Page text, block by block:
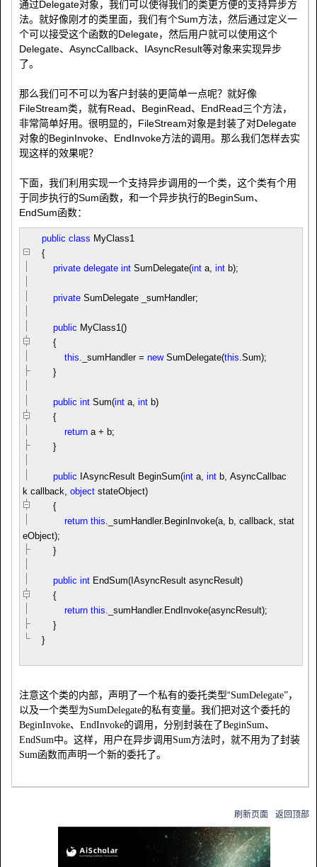
通过Delegate对象，我们可以使得我们的类更方便的支持异步方
法。就好像刚才的类里面，我们有个Sum方法，然后通过定义一
个可以接受这个函数的Delegate，然后用户就可以使用这个
Delegate、AsyncCallback、IAsyncResult等对象来实现异步
了。
那么我们可不可以为客户封装的更简单一点呢？就好像
FileStream类，就有Read、BeginRead、EndRead三个方法，
非常简单好用。很明显的，FileStream对象是封装了对Delegate
对象的BeginInvoke、EndInvoke方法的调用。那么我们怎样去实
现这样的效果呢？
下面，我们利用实现一个支持异步调用的一个类，这个类有个用
于同步执行的Sum函数，和一个异步执行的BeginSum、
EndSum函数：
public class MyClass1
{
private delegate int SumDelegate(int a, int b);
private SumDelegate _sumHandler;
public MyClass1()
{
this._sumHandler = newSumDelegate(this.Sum);
}
public int Sum(int a, int b)
{
return a + b;
}
public IAsyncResult BeginSum(int a, int b, AsyncCallbac
k callback, object stateObject)
{
return this._sumHandler.BeginInvoke(a, b, callback, stat
eObject);
}
public int EndSum(IAsyncResult asyncResult)
{
return this._sumHandler.EndInvoke(asyncResult);
}
}
注意这个类的内部，声明了一个私有的委托类型“SumDelegate”，
以及一个类型为SumDelegate的私有变量。我们把对这个委托的
BeginInvoke、EndInvoke的调用，分别封装在了BeginSum、
EndSum中。这样，用户在异步调用Sum方法时，就不用为了封装
Sum函数而声明一个新的委托了。
刷新页面 返回顶部